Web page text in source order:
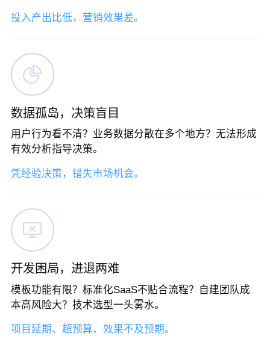
投入产出比低，营销效果差。
数据孤岛，决策盲目
用户行为看不清？业务数据分散在多个地方？无法形成
有效分析指导决策。
凭经验决策，错失市场机会。
开发困局，进退两难
模板功能有限？标准化SaaS不贴合流程？自建团队成
本高风险大？技术选型一头雾水。
项目延期、超预算、效果不及预期。